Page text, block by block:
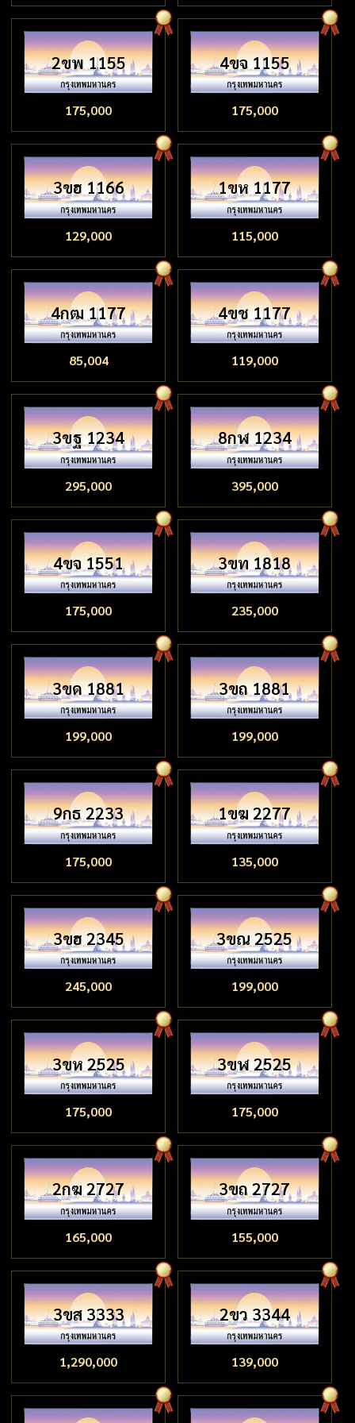
2ขพ 1155
175,000
4ขจ 1155
175,000
3ขฮ 1166
129,000
1ขห 1177
115,000
4กฒ 1177
85,004
4ขช 1177
119,000
3ขฐ 1234
295,000
8กฬ 1234
395,000
4ขจ 1551
175,000
3ขท 1818
235,000
3ขด 1881
199,000
3ขถ 1881
199,000
9กธ 2233
175,000
1ขฆ 2277
135,000
3ขฮ 2345
245,000
3ขณ 2525
199,000
3ขห 2525
175,000
3ขฬ 2525
175,000
2กฆ 2727
165,000
3ขถ 2727
155,000
3ขส 3333
1,290,000
2ขว 3344
139,000